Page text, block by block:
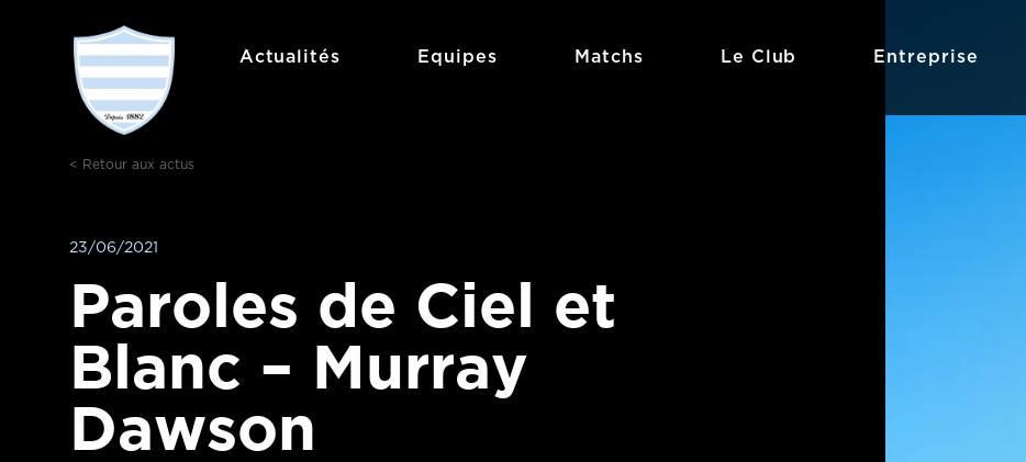
Actualités Equipes Matchs Le Club Entreprise
< Retour aux actus
23/06/2021
Paroles de Ciel et
Blanc – Murray
Dawson